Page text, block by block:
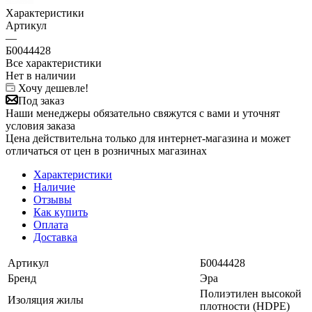
Характеристики
Артикул
—
Б0044428
Все характеристики
Нет в наличии
Хочу дешевле!
Под заказ
Наши менеджеры обязательно свяжутся с вами и уточнят
условия заказа
Цена действительна только для интернет-магазина и может
отличаться от цен в розничных магазинах
Характеристики
Наличие
Отзывы
Как купить
Оплата
Доставка
Артикул
Б0044428
Бренд
Эра
Изоляция жилы
Полиэтилен высокой
плотности (HDPE)